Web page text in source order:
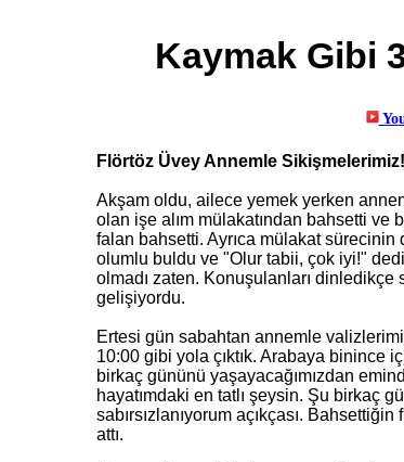
Kaymak Gibi
Flörtöz Üvey Annemle
Akşam oldu, ailece yemek yerken
olan işe alım mülakatından bahsetti
falan bahsetti. Ayrıca mülakat
olumlu buldu ve "Olur tabii, çok iyi!"
olmadı zaten. Konuşulanları
gelişiyordu.
Ertesi gün sabahtan annemle
10:00 gibi yola çıktık. Arabaya binince
birkaç gününü yaşayacağımızdan
hayatımdaki en tatlı şeysin. Şu birkaç
sabırsızlanıyorum açıkçası.
attı.